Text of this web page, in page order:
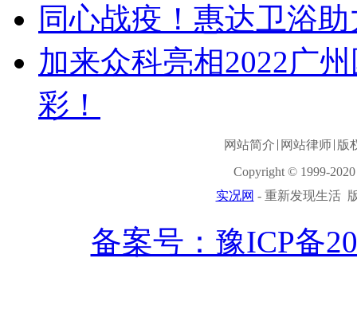
同心战疫！惠达卫浴
加来众科亮相2022广
彩！
网站简介 网站律师 版
Copyright © 1999-
实况网 - 重新发现生活
备案号：豫ICP备